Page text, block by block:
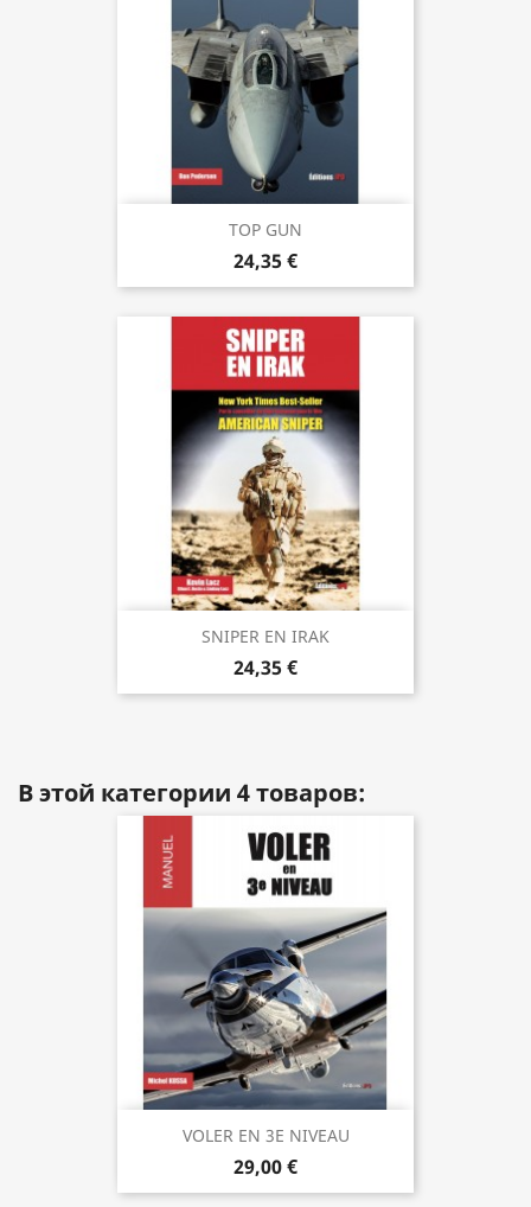
TOP GUN
24,35 €
SNIPER EN IRAK
24,35 €
В этой категории 4 товаров:
VOLER EN 3E NIVEAU
29,00 €